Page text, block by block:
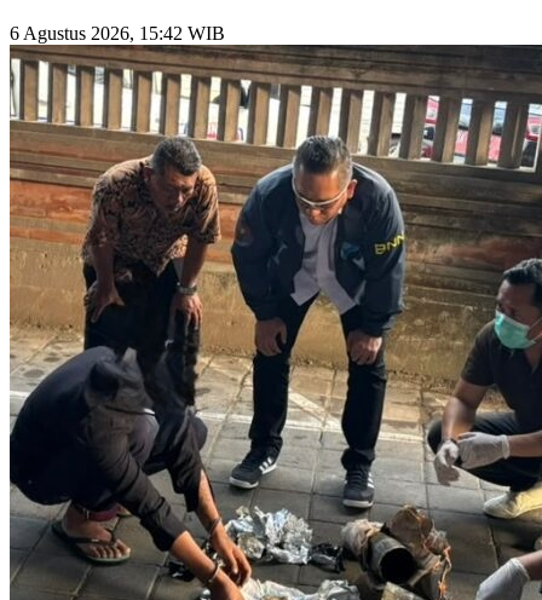
6 Agustus 2026, 15:42 WIB